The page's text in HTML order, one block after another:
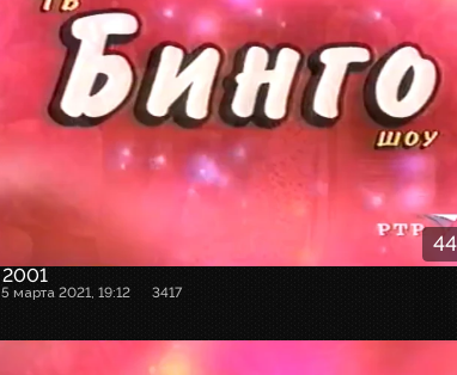
2001
5 марта 2021, 19:12 3417